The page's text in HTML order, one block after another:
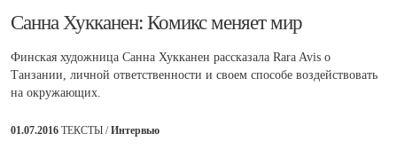
​Санна Хукканен: Комикс меняет мир
Финская художница Санна Хукканен рассказала Rara Avis о
Танзании, личной ответственности и своем способе воздействовать
на окружающих.
01.07.2016 ТЕКСТЫ /Интервью